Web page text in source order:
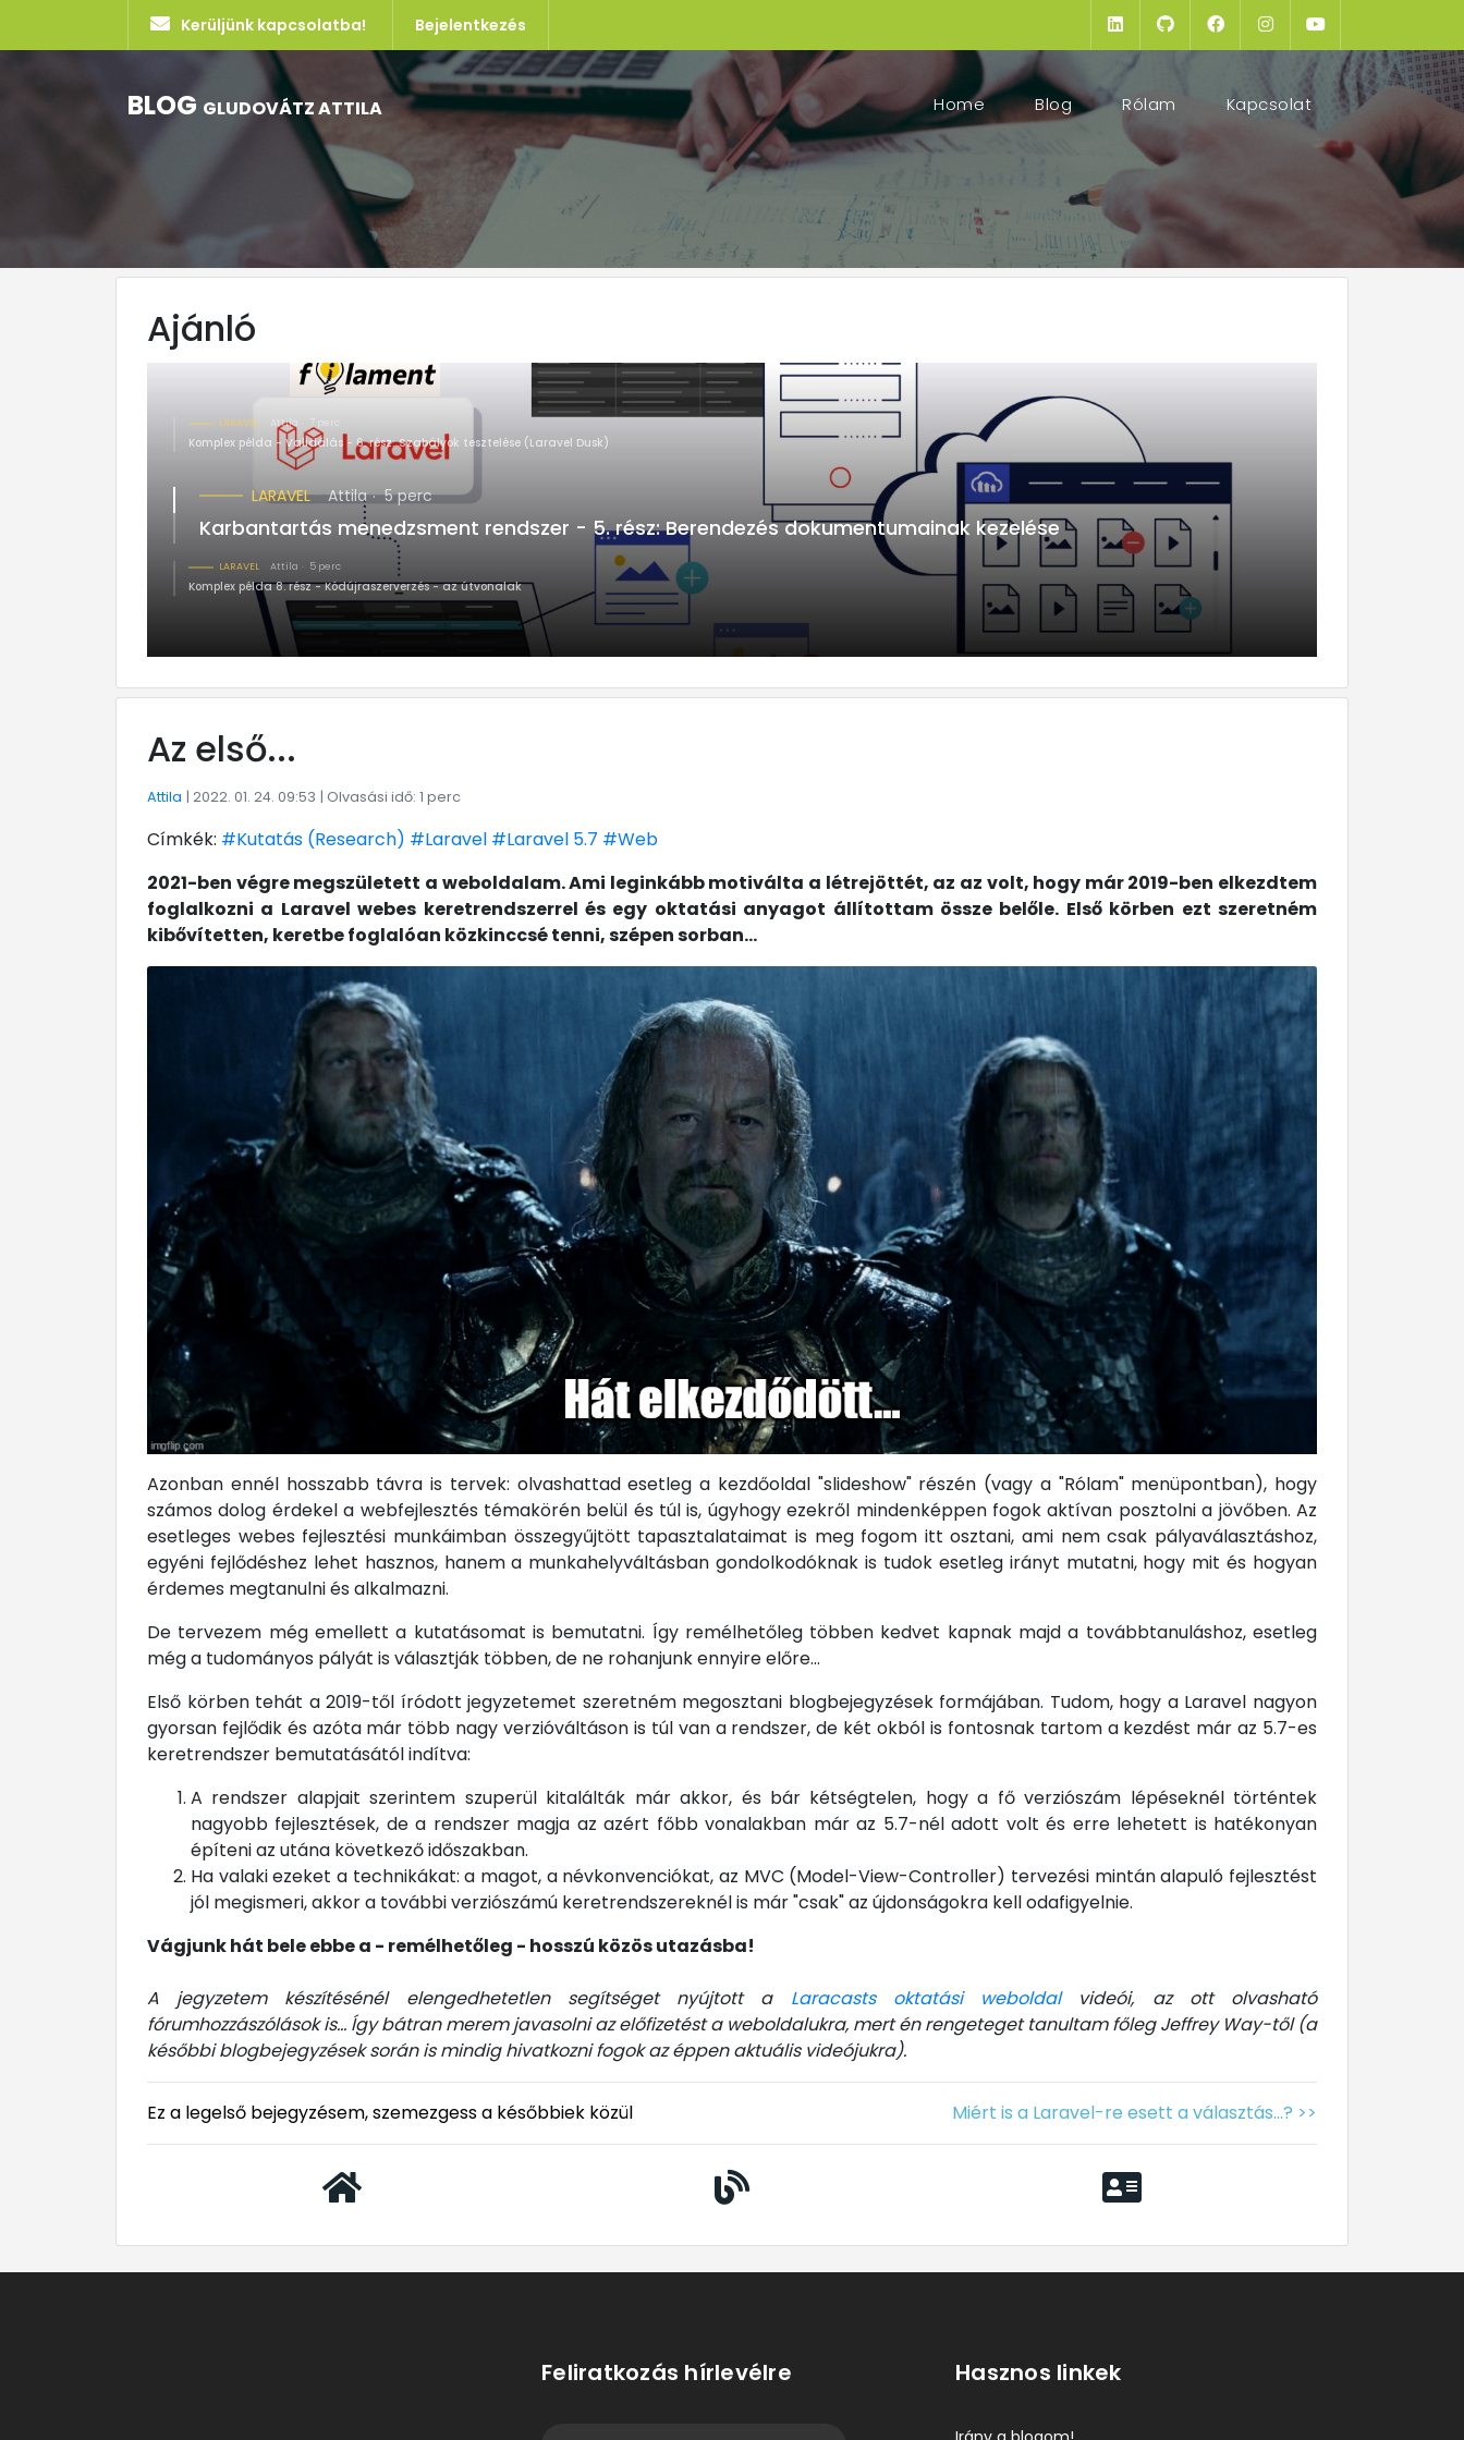
Kerüljünk kapcsolatba! Bejelentkezés
BLOG GLUDOVÁTZ ATTILA Home(current)
Blog Rólam Kapcsolat
Ajánló
LARAVEL Attila 7 perc
Komplex példa - Validálás - 6. rész: Szabályok tesztelése (Laravel Dusk)
LARAVEL Attila 5 perc
Karbantartás menedzsment rendszer - 5. rész: Berendezés dokumentumainak kezelése
LARAVEL Attila 5 perc
Komplex példa 8. rész - Kódújraszerverzés - az útvonalak
Az első...
Attila | 2022. 01. 24. 09:53 | Olvasási idő: 1 perc
Címkék: #Kutatás (Research) #Laravel #Laravel 5.7 #Web
2021-ben végre megszületett a weboldalam. Ami leginkább motiválta a létrejöttét, az az volt, hogy már 2019-ben elkezdtem
foglalkozni a Laravel webes keretrendszerrel és egy oktatási anyagot állítottam össze belőle. Első körben ezt szeretném
kibővítetten, keretbe foglalóan közkinccsé tenni, szépen sorban...
Azonban ennél hosszabb távra is tervek: olvashattad esetleg a kezdőoldal "slideshow" részén (vagy a "Rólam" menüpontban), hogy
számos dolog érdekel a webfejlesztés témakörén belül és túl is, úgyhogy ezekről mindenképpen fogok aktívan posztolni a jövőben. Az
esetleges webes fejlesztési munkáimban összegyűjtött tapasztalataimat is meg fogom itt osztani, ami nem csak pályaválasztáshoz,
egyéni fejlődéshez lehet hasznos, hanem a munkahelyváltásban gondolkodóknak is tudok esetleg irányt mutatni, hogy mit és hogyan
érdemes megtanulni és alkalmazni.
De tervezem még emellett a kutatásomat is bemutatni. Így remélhetőleg többen kedvet kapnak majd a továbbtanuláshoz, esetleg
még a tudományos pályát is választják többen, de ne rohanjunk ennyire előre...
Első körben tehát a 2019-től íródott jegyzetemet szeretném megosztani blogbejegyzések formájában. Tudom, hogy a Laravel nagyon
gyorsan fejlődik és azóta már több nagy verzióváltáson is túl van a rendszer, de két okból is fontosnak tartom a kezdést már az 5.7-es
keretrendszer bemutatásától indítva:
A rendszer alapjait szerintem szuperül kitalálták már akkor, és bár kétségtelen, hogy a fő verziószám lépéseknél történtek
nagyobb fejlesztések, de a rendszer magja az azért főbb vonalakban már az 5.7-nél adott volt és erre lehetett is hatékonyan
építeni az utána következő időszakban.
Ha valaki ezeket a technikákat: a magot, a névkonvenciókat, az MVC (Model-View-Controller) tervezési mintán alapuló fejlesztést
jól megismeri, akkor a további verziószámú keretrendszereknél is már "csak" az újdonságokra kell odafigyelnie.
Vágjunk hát bele ebbe a - remélhetőleg - hosszú közös utazásba!
A jegyzetem készítésénél elengedhetetlen segítséget nyújtott a Laracasts oktatási weboldalvideói, az ott olvasható
fórumhozzászólások is... Így bátran merem javasolni az előfizetést a weboldalukra, mert én rengeteget tanultam főleg Jeffrey Way-től (a
későbbi blogbejegyzések során is mindig hivatkozni fogok az éppen aktuális videójukra).
Ez a legelső bejegyzésem, szemezgess a későbbiek közül Miért is a Laravel-re esett a választás...? >>
Feliratkozás hírlevélre Hasznos linkek